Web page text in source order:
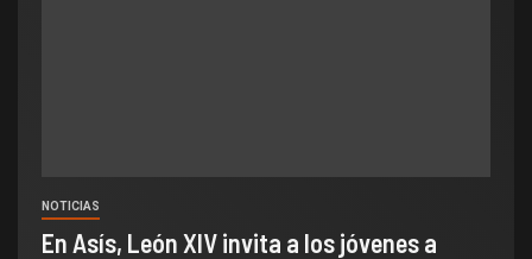
NOTICIAS
En Asís, León XIV invita a los jóvenes a